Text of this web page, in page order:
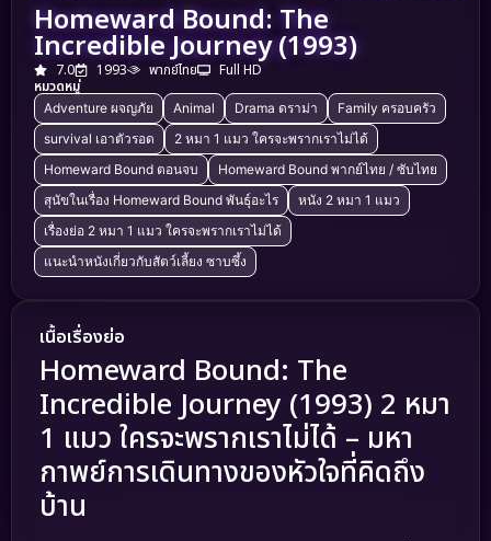
Homeward Bound: The
Incredible Journey (1993)
7.0 1993 พากย์ไทย
Full HD
หมวดหมู่
Adventure ผจญภัย Animal Drama ดราม่า
Family ครอบครัว
survival เอาตัวรอด
2 หมา 1 แมว ใครจะพรากเราไม่ได้
Homeward Bound ตอนจบ
Homeward Bound พากย์ไทย / ซับไทย
สุนัขในเรื่อง Homeward Bound พันธุ์อะไร
หนัง 2 หมา 1 แมว
เรื่องย่อ 2 หมา 1 แมว ใครจะพรากเราไม่ได้
แนะนำหนังเกี่ยวกับสัตว์เลี้ยง ซาบซึ้ง
เนื้อเรื่องย่อ
Homeward Bound: The
Incredible Journey (1993) 2 หมา
1 แมว ใครจะพรากเราไม่ได้ – มหา
กาพย์การเดินทางของหัวใจที่คิดถึง
บ้าน